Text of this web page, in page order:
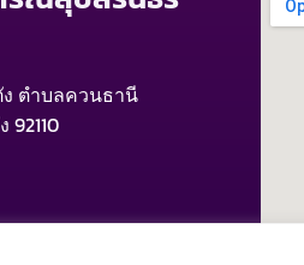
ตำบลควนธานี
92110